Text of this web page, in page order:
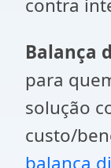
contra
Balança
para
solução
custo/
balança